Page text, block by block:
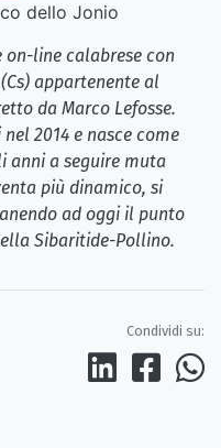
dello Jonio
line calabrese con
appartenente al
da Marco Lefosse.
2014 e nasce come
anni a seguire muta
più dinamico, si
ad oggi il punto
Sibaritide-Pollino.
Condividi su: